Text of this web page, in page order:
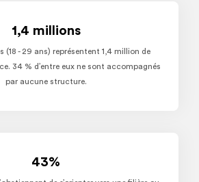
1,4 millions
(18 - 29 ans) représentent 1,4 million de
34 % d’entre eux ne sont accompagnés
par aucune structure.
43%